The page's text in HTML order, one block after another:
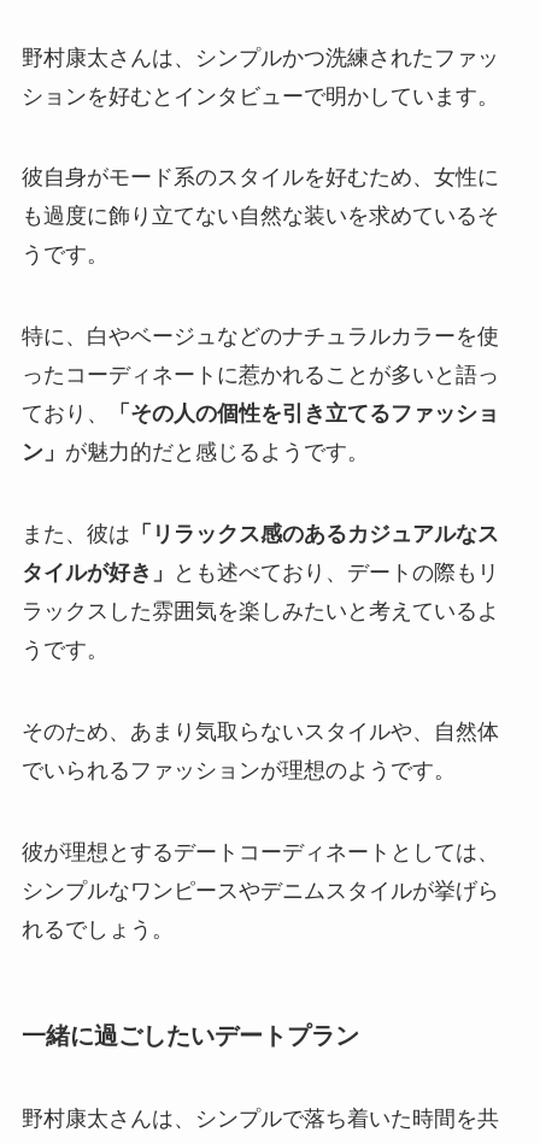
野村康太さんは、シンプルかつ洗練されたファッ
ションを好むとインタビューで明かしています。
彼自身がモード系のスタイルを好むため、女性に
も過度に飾り立てない自然な装いを求めているそ
うです。
特に、白やベージュなどのナチュラルカラーを使
ったコーディネートに惹かれることが多いと語っ
ており、
「その人の個性を引き立てるファッショ
ン」 が魅力的だと感じるようです。
また、彼は 「リラックス感のあるカジュアルなス
タイルが好き」
とも述べており、デートの際もリ
ラックスした雰囲気を楽しみたいと考えているよ
うです。
そのため、あまり気取らないスタイルや、自然体
でいられるファッションが理想のようです。
彼が理想とするデートコーディネートとしては、
シンプルなワンピースやデニムスタイルが挙げら
れるでしょう。
一緒に過ごしたいデートプラン
野村康太さんは、シンプルで落ち着いた時間を共